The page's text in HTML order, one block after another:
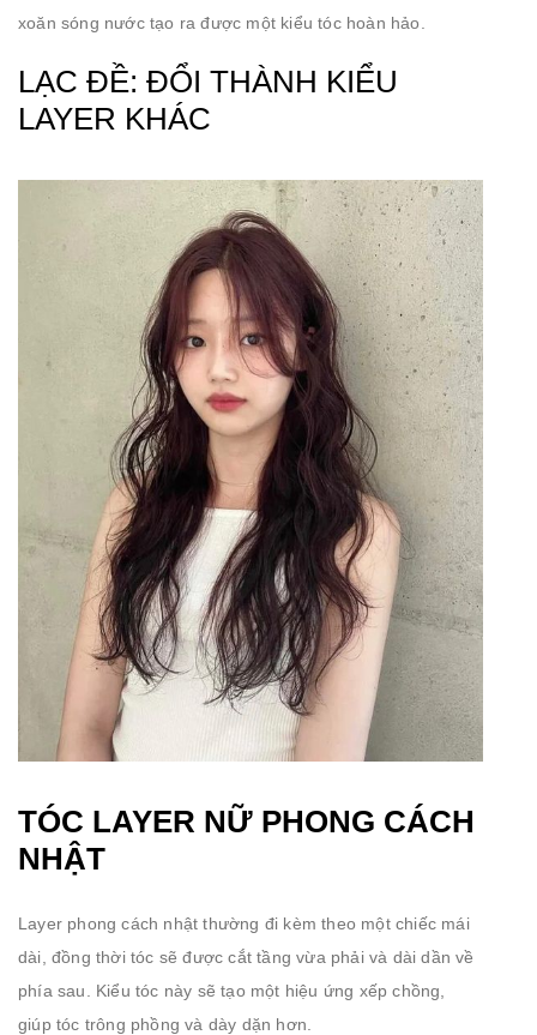
xoăn sóng nước tạo ra được một kiểu tóc hoàn hảo.
LẠC ĐỀ: ĐỔI THÀNH KIỂU
LAYER KHÁC
TÓC LAYER NỮ PHONG CÁCH
NHẬT
Layer phong cách nhật thường đi kèm theo một chiếc mái
dài, đồng thời tóc sẽ được cắt tầng vừa phải và dài dần về
phía sau. Kiểu tóc này sẽ tạo một hiệu ứng xếp chồng,
giúp tóc trông phồng và dày dặn hơn.